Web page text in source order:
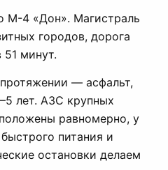
М-4 «Дон». Магистраль
городов, дорога
51 минут.
— асфальт,
лет. АЗС крупных
равномерно, у
питания и
остановки делаем